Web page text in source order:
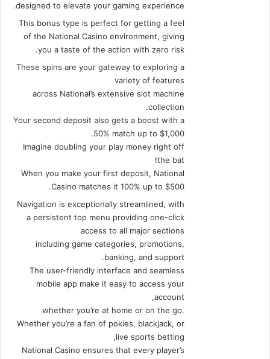
designed to elevate your gaming experience.
This bonus type is perfect for getting a feel
of the National Casino environment, giving
you a taste of the action with zero risk.
These spins are your gateway to exploring a
variety of features
across National’s extensive slot machine
collection.
Your second deposit also gets a boost with a
50% match up to $1,000.
Imagine doubling your play money right off
the bat!
When you make your first deposit, National
Casino matches it 100% up to $500.
Navigation is exceptionally streamlined, with
a persistent top menu providing one-click
access to all major sections
including game categories, promotions,
banking, and support.
The user-friendly interface and seamless
mobile app make it easy to access your
account,
whether you’re at home or on the go.
Whether you’re a fan of pokies, blackjack, or
live sports betting,
National Casino ensures that every player’s